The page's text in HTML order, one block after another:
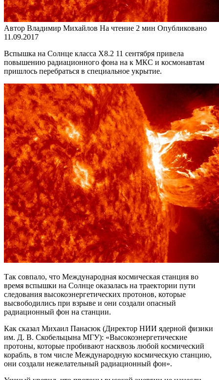
Автор Владимир Михайлов На чтение 2 мин Опубликовано
11.09.2017
Вспышка на Солнце класса Х8.2 11 сентября привела
повышению радиационного фона на к МКС и космонавтам
пришлось перебраться в специальное укрытие.
Так совпало, что Международная космическая станция во
время вспышки на Солнце оказалась на траектории пути
следования высокоэнергетических протонов, которые
высвободились при взрыве и они создали опасный
радиационный фон на станции.
Как сказал Михаил Панасюк (Директор НИИ ядерной физики
им. Д. В. Скобельцына МГУ): «Высокоэнергетические
протоны, которые пробивают насквозь любой космический
корабль, в том числе Международную космическую станцию,
они создали нежелательный радиационный фон».